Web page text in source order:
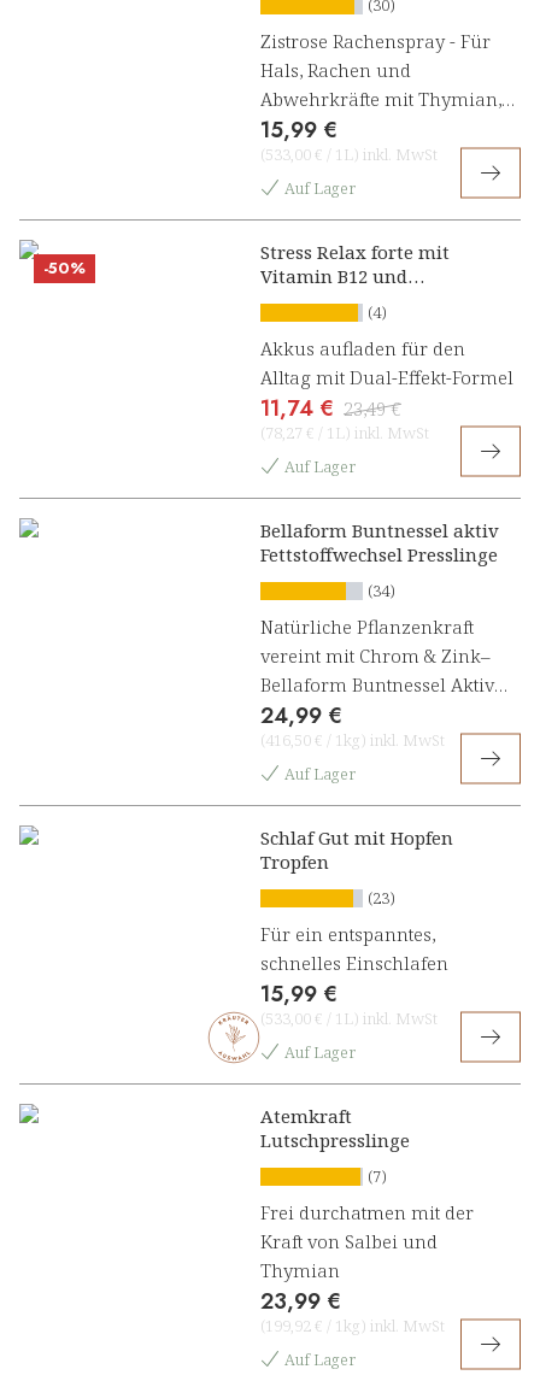
(30)
Zistrose Rachenspray - Für
Hals, Rachen und
Abwehrkräfte mit Thymian,
Salbei und Vitamin C
15,99 €
(533,00 € / 1L) inkl. MwSt
Auf Lager
-50%
Stress Relax forte mit
Vitamin B12 und
Ashwagandha Konzentrat
(4)
Akkus aufladen für den
Alltag mit Dual-Effekt-Formel
11,74 € 23,49 €
(78,27 € / 1L) inkl. MwSt
Auf Lager
Bellaform Buntnessel aktiv
Fettstoffwechsel Presslinge
(34)
Natürliche Pflanzenkraft
vereint mit Chrom & Zink–
Bellaform Buntnessel Aktiv
Fettstoffwechsel[1]
24,99 €
(416,50 € / 1kg) inkl. MwSt
Auf Lager
Schlaf Gut mit Hopfen
Tropfen
(23)
Für ein entspanntes,
schnelles Einschlafen
15,99 €
(533,00 € / 1L) inkl. MwSt
Auf Lager
Atemkraft
Lutschpresslinge
(7)
Frei durchatmen mit der
Kraft von Salbei und
Thymian
23,99 €
(199,92 € / 1kg) inkl. MwSt
Auf Lager